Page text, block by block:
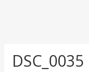
DSC_0035